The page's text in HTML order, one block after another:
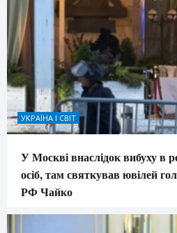
УКРАЇНА І СВІТ
У Москві внаслідок вибуху в
осіб, там святкував ювілей
РФ Чайко